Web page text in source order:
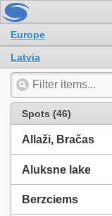
Europe
Latvia
Spots (46)
Allaži, Bračas
Aluksne lake
Berzciems